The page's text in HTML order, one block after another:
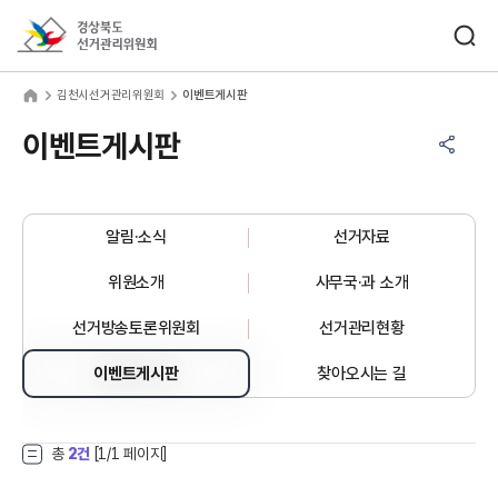
김천시선거관리위원회 이벤트게시판
이벤트게시판
알림·소식 선거자료
위원소개 사무국·과 소개
선거방송토론위원회 선거관리현황
이벤트게시판 찾아오시는 길
총 2건 [1/1 페이지]